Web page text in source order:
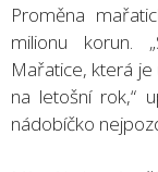
Proměna
milionu korun.
Mařatice, která
na letošní rok,“
nádobíčko